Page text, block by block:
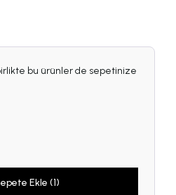
bu ürünler de sepetinize
Ekle (1)